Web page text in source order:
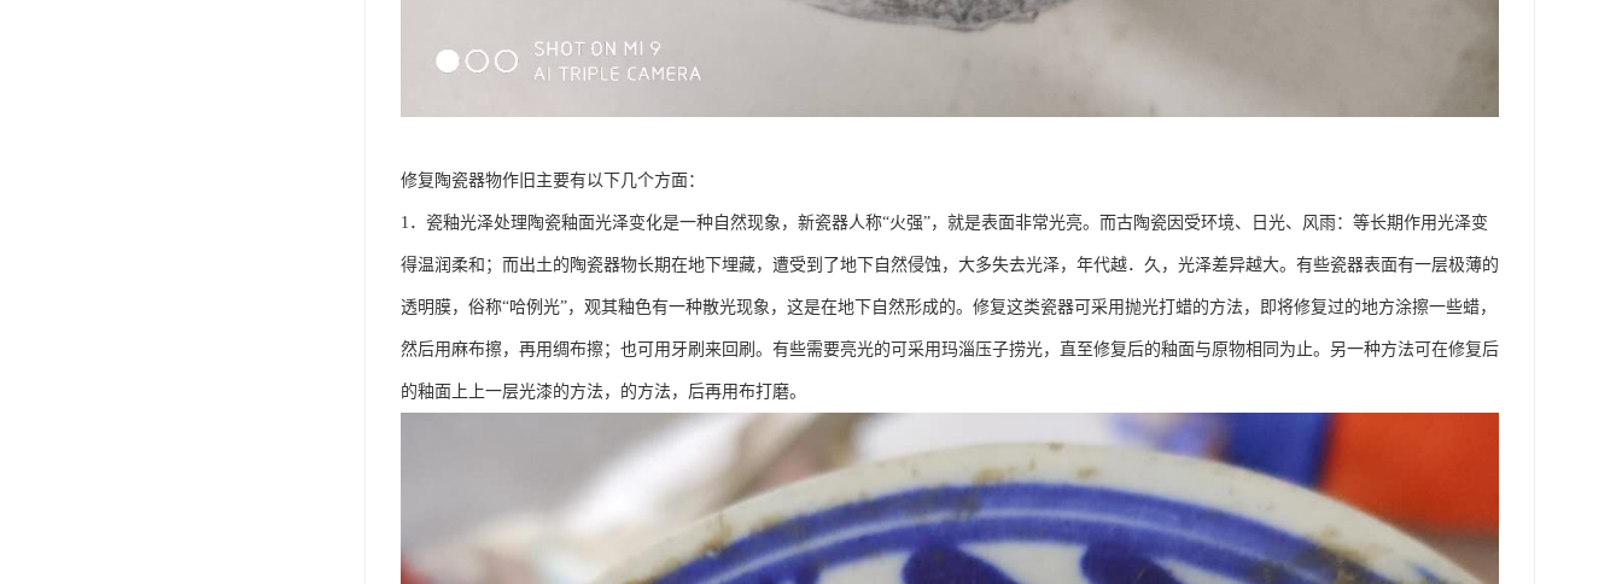
修复陶瓷器物作旧主要有以下几个方面：
1．瓷釉光泽处理陶瓷釉面光泽变化是一种自然现象，新瓷器人称“火强”，就是表面非常光亮。而古陶瓷因受环境、日光、风雨：等长期作用光泽变
得温润柔和；而出土的陶瓷器物长期在地下埋藏，遭受到了地下自然侵蚀，大多失去光泽，年代越．久，光泽差异越大。有些瓷器表面有一层极薄的
透明膜，俗称“哈例光”，观其釉色有一种散光现象，这是在地下自然形成的。修复这类瓷器可采用抛光打蜡的方法，即将修复过的地方涂擦一些蜡，
然后用麻布擦，再用绸布擦；也可用牙刷来回刷。有些需要亮光的可采用玛淄压子捞光，直至修复后的釉面与原物相同为止。另一种方法可在修复后
的釉面上上一层光漆的方法，的方法，后再用布打磨。